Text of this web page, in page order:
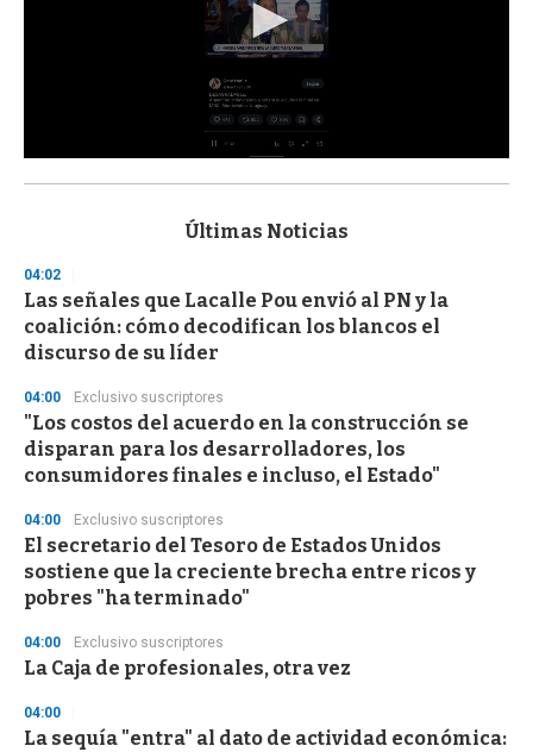
s
d
s
o
f
3
s
e
o
n
Últimas Noticias
04:02
Las señales que Lacalle Pou envió al PN y la
coalición: cómo decodifican los blancos el
discurso de su líder
04:00 Exclusivo suscriptores
"Los costos del acuerdo en la construcción se
disparan para los desarrolladores, los
consumidores finales e incluso, el Estado"
04:00 Exclusivo suscriptores
El secretario del Tesoro de Estados Unidos
sostiene que la creciente brecha entre ricos y
pobres "ha terminado"
04:00 Exclusivo suscriptores
La Caja de profesionales, otra vez
04:00
La sequía "entra" al dato de actividad económica: